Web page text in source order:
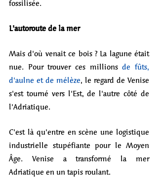
fossilisée.
L'autoroute de la mer
Mais d'où venait ce bois ? La lagune était
nue. Pour trouver ces millions de fûts,
d'aulne et de mélèze, le regard de Venise
s'est tourné vers l'Est, de l'autre côté de
l'Adriatique.
C'est là qu'entre en scène une logistique
industrielle stupéfiante pour le Moyen
Âge. Venise a transformé la mer
Adriatique en un tapis roulant.